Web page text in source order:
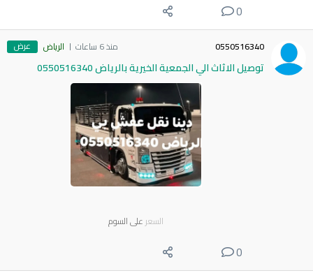
0
0550516340 منذ 6 ساعات الرياض عرض
توصيل الاثاث الي الجمعية الخيرية بالرياض 0550516340
السعر على السوم
0